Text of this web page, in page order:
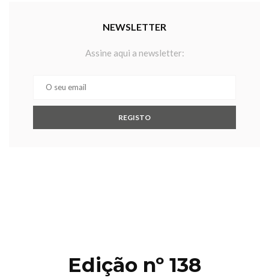
NEWSLETTER
Assine aqui a newsletter:
Edição nº 138